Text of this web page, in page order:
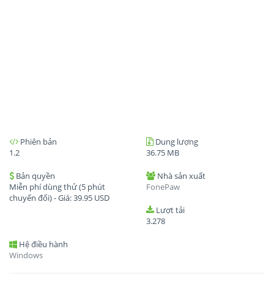
Phiên bản
1.2
Dung lượng
36.75 MB
Bản quyền
Miễn phí dùng thử (5 phút
chuyển đổi) - Giá:39.95 USD
Nhà sản xuất
FonePaw
Lượt tải
3.278
Hệ điều hành
Windows